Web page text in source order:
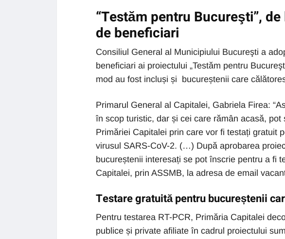
“Testăm pentru Bucureşti”,
de beneficiari
Consiliul General al Municipiului Bucureşti a
beneficiari ai proiectului „Testăm pentru
mod au fost incluși și bucureștenii care
Primarul General al Capitalei, Gabriela Firea:
în scop turistic, dar și cei care rămân acasă, pot
Primăriei Capitalei prin care vor fi testați gratuit
virusul SARS-CoV-2. (…) După aprobarea
bucureștenii interesați se pot înscrie pentru a fi
Capitalei, prin ASSMB, la adresa de email
Testare gratuită pentru bucureștenii
Pentru testarea RT-PCR, Primăria Capitalei
publice și private afiliate în cadrul proiectului